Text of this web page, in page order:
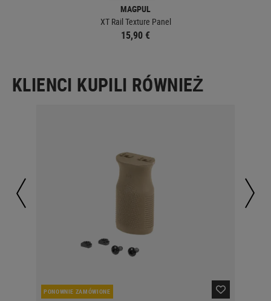
MAGPUL
XT Rail Texture Panel
15,90 €
KLIENCI KUPILI RÓWNIEŻ
PONOWNIE ZAMÓWIONE